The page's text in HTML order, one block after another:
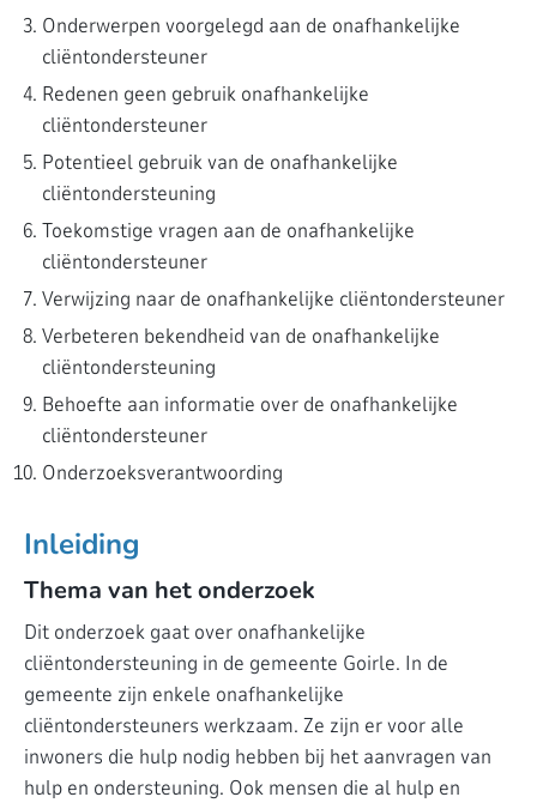
Onderwerpen voorgelegd aan de onafhankelijke
cliëntondersteuner
Redenen geen gebruik onafhankelijke
cliëntondersteuner
Potentieel gebruik van de onafhankelijke
cliëntondersteuning
Toekomstige vragen aan de onafhankelijke
cliëntondersteuner
Verwijzing naar de onafhankelijke cliëntondersteuner
Verbeteren bekendheid van de onafhankelijke
cliëntondersteuning
Behoefte aan informatie over de onafhankelijke
cliëntondersteuner
Onderzoeksverantwoording
Inleiding
Thema van het onderzoek
Dit onderzoek gaat over onafhankelijke
cliëntondersteuning in de gemeente Goirle. In de
gemeente zijn enkele onafhankelijke
cliëntondersteuners werkzaam. Ze zijn er voor alle
inwoners die hulp nodig hebben bij het aanvragen van
hulp en ondersteuning. Ook mensen die al hulp en